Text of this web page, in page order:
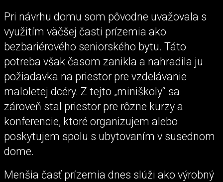
Pri návrhu domu som pôvodne uvažovala s
využitím väčšej časti prízemia ako
bezbariérového seniorského bytu. Táto
potreba však časom zanikla a nahradila ju
požiadavka na priestor pre vzdelávanie
maloletej dcéry. Z tejto „miniškoly“ sa
zároveň stal priestor pre rôzne kurzy a
konferencie, ktoré organizujem alebo
poskytujem spolu s ubytovaním v susednom
dome.
Menšia časť prízemia dnes slúži ako výrobný